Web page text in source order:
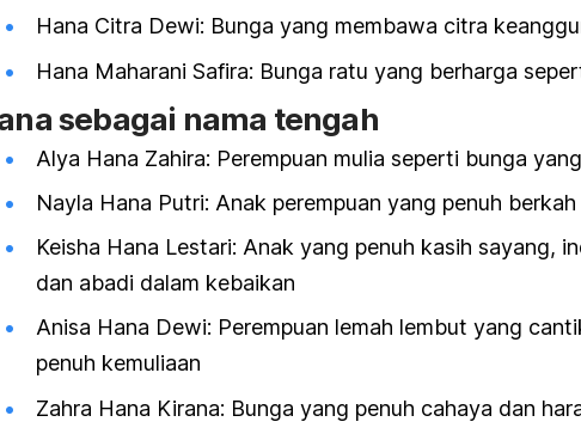
Hana Citra Dewi: Bunga yang membawa citra
Hana Maharani Safira: Bunga ratu yang berharga
sebagai nama tengah
Alya Hana Zahira: Perempuan mulia seperti bunga
Nayla Hana Putri: Anak perempuan yang penuh
Keisha Hana Lestari: Anak yang penuh kasih sayang,
dan abadi dalam kebaikan
Anisa Hana Dewi: Perempuan lemah lembut yang
penuh kemuliaan
Zahra Hana Kirana: Bunga yang penuh cahaya dan